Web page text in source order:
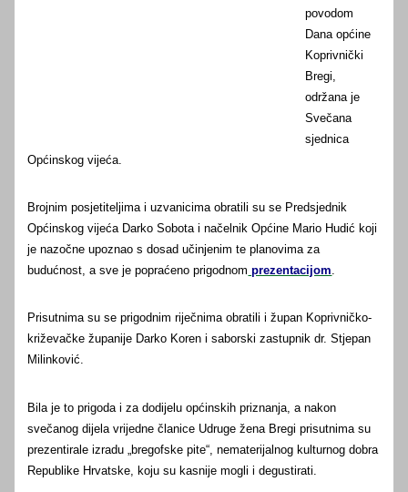
povodom
Dana općine
Koprivnički
Bregi,
održana je
Svečana
sjednica
Općinskog vijeća.
Brojnim posjetiteljima i uzvanicima obratili su se Predsjednik
Općinskog vijeća Darko Sobota i načelnik Općine Mario Hudić koji
je nazočne upoznao s dosad učinjenim te planovima za
budućnost, a sve je popraćeno prigodnom prezentacijom.
Prisutnima su se prigodnim riječnima obratili i župan Koprivničko-
križevačke županije Darko Koren i saborski zastupnik dr. Stjepan
Milinković.
Bila je to prigoda i za dodijelu općinskih priznanja, a nakon
svečanog dijela vrijedne članice Udruge žena Bregi prisutnima su
prezentirale izradu „bregofske pite“, nematerijalnog kulturnog dobra
Republike Hrvatske, koju su kasnije mogli i degustirati.